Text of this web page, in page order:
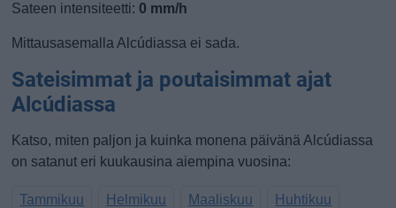
Sateen intensiteetti: 0 mm/h
Mittausasemalla Alcúdiassa ei sada.
Sateisimmat ja poutaisimmat ajat
Alcúdiassa
Katso, miten paljon ja kuinka monena päivänä Alcúdiassa
on satanut eri kuukausina aiempina vuosina:
Tammikuu Helmikuu Maaliskuu Huhtikuu